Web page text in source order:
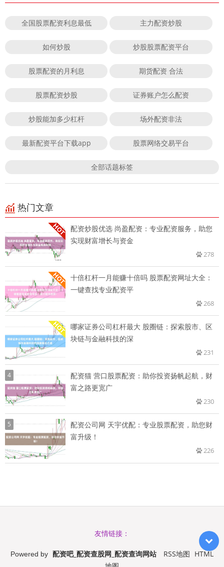
全国股票配资利息最低 主力配资炒股
如何炒股 炒股股票配资平台
股票配资的月利息 期货配资 合法
股票配资炒股 证券账户怎么配资
炒股能加多少杠杆 场外配资非法
最新配资平台下载app 股票网络交易平台
全部话题标签
热门文章
配资炒股优选 尚盈配资：专业配资服务，助您
实现财富增长与资金
278
十倍杠杆一月能赚十倍吗 股票配资网址大全：
一键查找专业配资平
268
哪家证券公司杠杆最大 股圈链：探索股市、区
块链与金融科技的深
231
4
配资猫 营口股票配资：助你投资扬帆起航，财
富之路更宽广
230
5
配资公司网 天宇优配：专业股票配资，助您财
富升级！
226
友情链接：
Powered by 配资吧_配资查股网_配资查询网站 RSS地图 HTML